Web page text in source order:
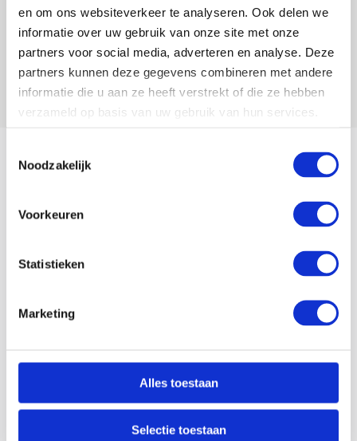
en om ons websiteverkeer te analyseren. Ook delen we
informatie over uw gebruik van onze site met onze
partners voor social media, adverteren en analyse. Deze
partners kunnen deze gegevens combineren met andere
informatie die u aan ze heeft verstrekt of die ze hebben
verzameld op basis van uw gebruik van hun services.
Noodzakelijk
Voorkeuren
Statistieken
Marketing
Alles toestaan
Selectie toestaan
Navigatie
Thermische olieketels